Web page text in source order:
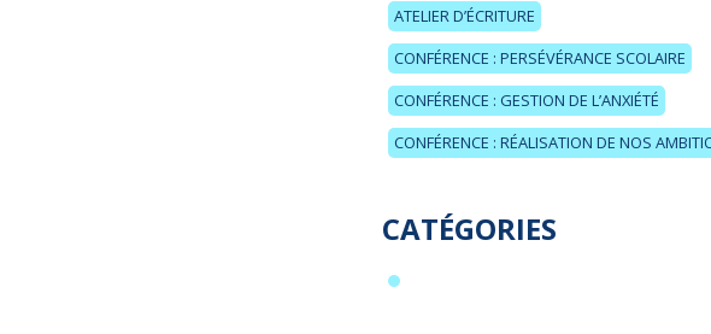
ATELIER D’ÉCRITURE
CONFÉRENCE : PERSÉVÉRANCE SCOLAIRE
CONFÉRENCE : GESTION DE L’ANXIÉTÉ
CONFÉRENCE : RÉALISATION DE NOS
CATÉGORIES